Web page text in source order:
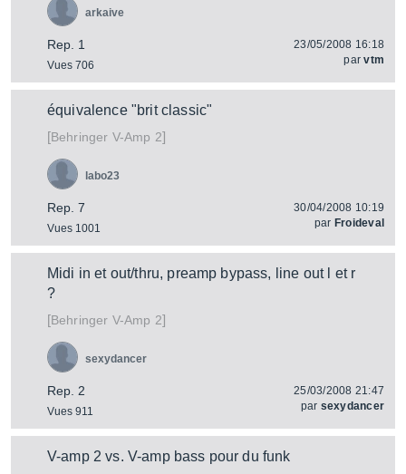
Rep. 1
Vues 706
arkaive
23/05/2008 16:18
parvtm
équivalence "brit classic"
[Behringer V-Amp 2]
Rep. 7
Vues 1001
labo23
30/04/2008 10:19
par Froideval
Midi in et out/thru, preamp bypass, line out l et r
?
[Behringer V-Amp 2]
Rep. 2
Vues 911
sexydancer
25/03/2008 21:47
par sexydancer
V-amp 2 vs. V-amp bass pour du funk